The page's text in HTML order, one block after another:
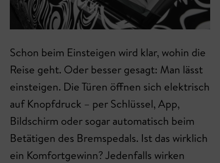
Schon beim Einsteigen wird klar, wohin die
Reise geht. Oder besser gesagt: Man lässt
einsteigen. Die Türen öffnen sich elektrisch
auf Knopfdruck – per Schlüssel, App,
Bildschirm oder sogar automatisch beim
Betätigen des Bremspedals. Ist das wirklich
ein Komfortgewinn? Jedenfalls wirken